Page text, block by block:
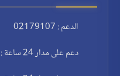
الدعم : 02179107
دعم على مدار 24 ساعة : 09152142120